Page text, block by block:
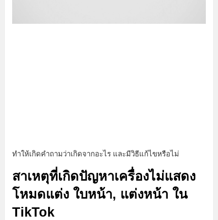
ทำให้เกิดคำถามว่าเกิดจากอะไร และมีวิธีแก้ไขหรือไม่
สาเหตุที่เกิดปัญหาเครื่องไม่แสดง
โหมดแต่ง ใบหน้า, แต่งหน้า ใน
TikTok